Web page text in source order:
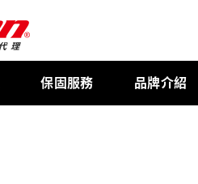
保固服務 品牌介紹